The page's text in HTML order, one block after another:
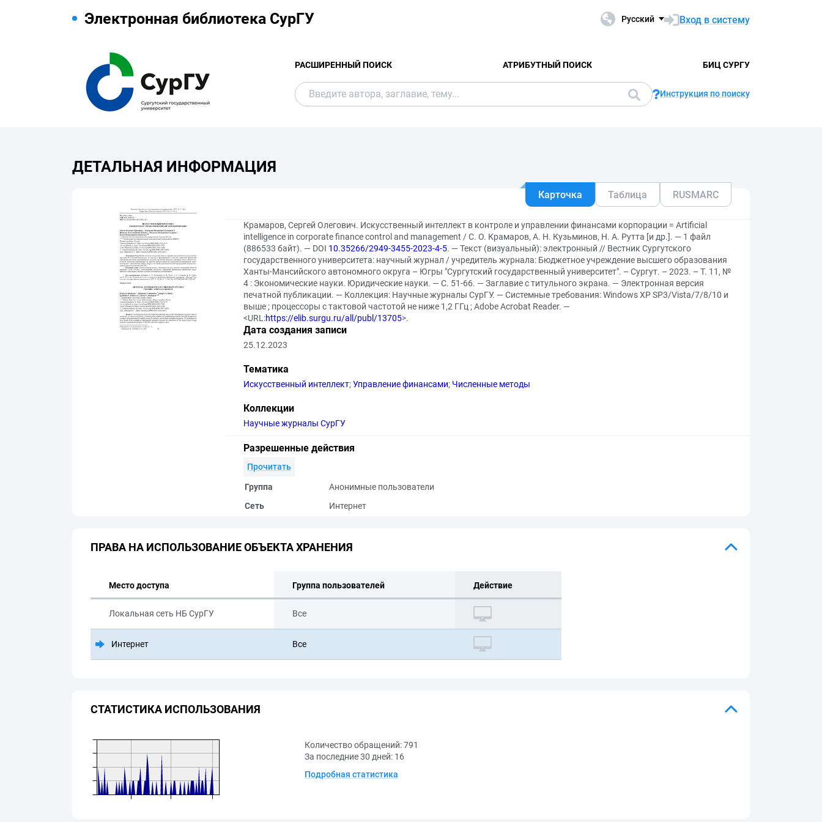
Электронная библиотека СурГУ Русский Вход в систему
РАСШИРЕННЫЙ ПОИСК АТРИБУТНЫЙ ПОИСК БИЦ СУРГУ
Инструкция по поиску
ДЕТАЛЬНАЯ ИНФОРМАЦИЯ
Карточка Таблица RUSMARC
Крамаров, Сергей Олегович. Искусственный интеллект в контроле и управлении финансами корпорации = Artificial
intelligence in corporate finance control and management / С. О. Крамаров, А. Н. Кузьминов, Н. А. Рутта [и др.]. — 1 файл
(886533 байт). — DOI 10.35266/2949-3455-2023-4-5. — Текст (визуальный): электронный // Вестник Сургутского
государственного университета: научный журнал / учредитель журнала: Бюджетное учреждение высшего образования
Ханты-Мансийского автономного округа – Югры "Сургутский государственный университет". – Сургут. – 2023. – Т. 11, №
4 : Экономические науки. Юридические науки. — С. 51-66. — Заглавие с титульного экрана. — Электронная версия
печатной публикации. — Коллекция: Научные журналы СурГУ. — Системные требования: Windows XP SP3/Vista/7/8/10 и
выше ; процессоры с тактовой частотой не ниже 1,2 ГГц ; Adobe Acrobat Reader. —
<URL:https://elib.surgu.ru/all/publ/13705>.
Дата создания записи
25.12.2023
Тематика
Искусственный интеллект;Управление финансами; Численные методы
Коллекции
Научные журналы СурГУ
Разрешенные действия
Прочитать
Группа
Анонимные пользователи
Сеть
Интернет
ПРАВА НА ИСПОЛЬЗОВАНИЕ ОБЪЕКТА ХРАНЕНИЯ
Место доступа Группа пользователей Действие
Локальная сеть НБ СурГУ Все
Интернет Все
СТАТИСТИКА ИСПОЛЬЗОВАНИЯ
Количество обращений:791
За последние 30 дней: 16
Подробная статистика